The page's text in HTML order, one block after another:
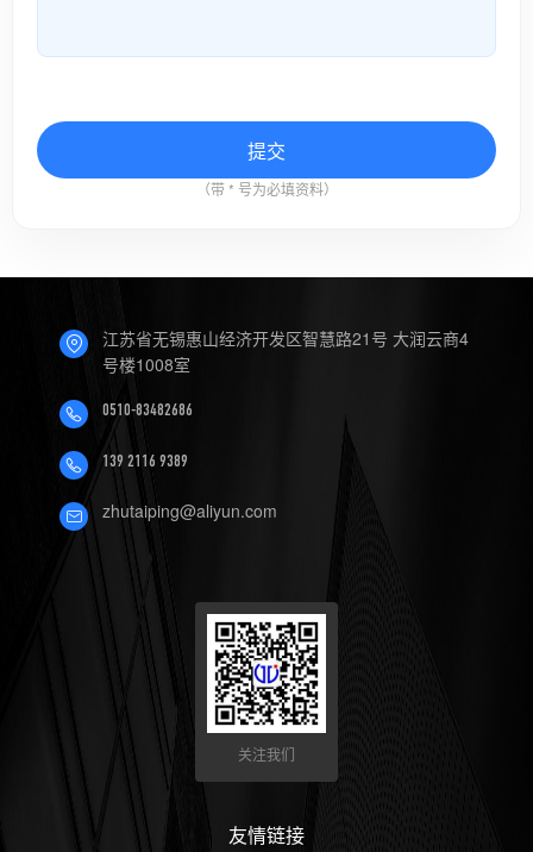
（带 * 号为必填资料）
江苏省无锡惠山经济开发区智慧路21号 大润云商4
号楼1008室
0510-83482686
139 2116 9389
zhutaiping@aliyun.com
关注我们
友情链接